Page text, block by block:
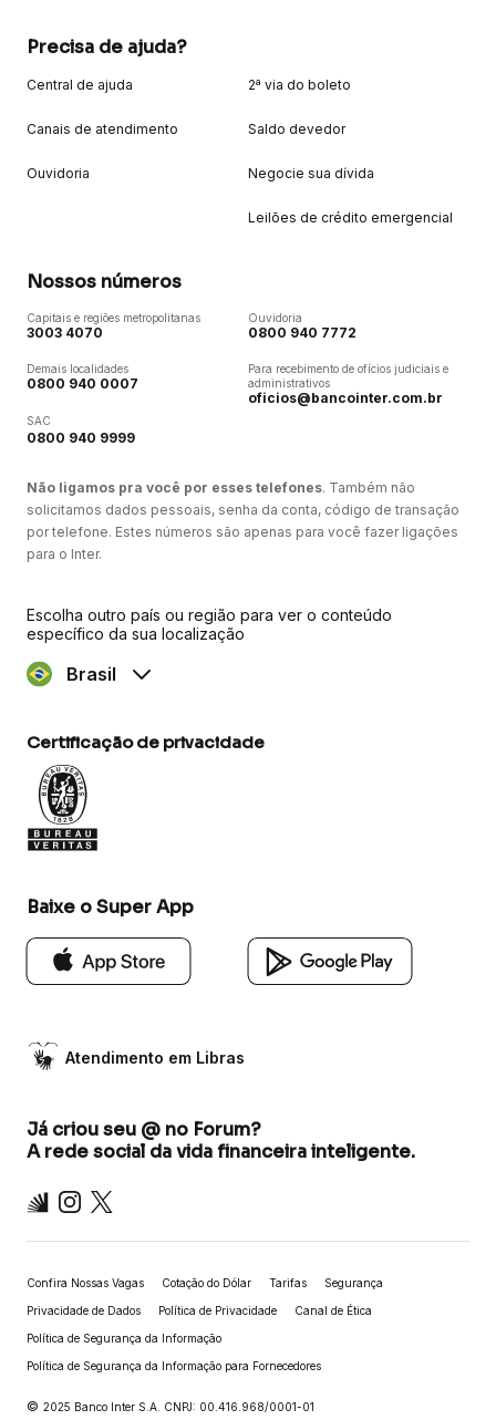
Precisa de ajuda?
Central de ajuda
Canais de atendimento
Ouvidoria
2ª via do boleto
Saldo devedor
Negocie sua dívida
Leilões de crédito emergencial
Nossos números
Capitais e regiões metropolitanas
3003 4070
Demais localidades
0800 940 0007
SAC
0800 940 9999
Ouvidoria
0800 940 7772
Para recebimento de ofícios judiciais e
administrativos
oficios@bancointer.com.br
Não ligamos pra você por esses telefones. Também não
solicitamos dados pessoais, senha da conta, código de transação
por telefone. Estes números são apenas para você fazer ligações
para o Inter.
Escolha outro país ou região para ver o conteúdo
específico da sua localização
Brasil
Certificação de privacidade
Baixe o Super App
Atendimento em Libras
Já criou seu @ no Forum?
A rede social da vida financeira inteligente.
Inter Instagram
X
Confira Nossas Vagas Cotação do Dólar Tarifas Segurança
Privacidade de Dados Política de Privacidade Canal de Ética
Política de Segurança da Informação
Política de Segurança da Informação para Fornecedores
© 2025 Banco Inter S.A. CNPJ: 00.416.968/0001-01